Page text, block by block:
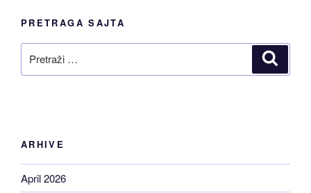
PRETRAGA SAJTA
ARHIVE
April 2026